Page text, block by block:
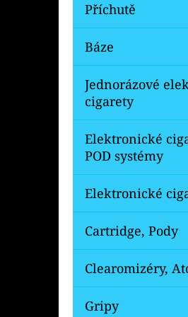
N
Příchutě
Báze
Jednorázové
cigarety
Elektronické
POD systémy
Elektronické
Cartridge, Pody
Clearomizéry,
Gripy
OXVA XLIM V3 TOP
99 Kč
Původně:109 Kč